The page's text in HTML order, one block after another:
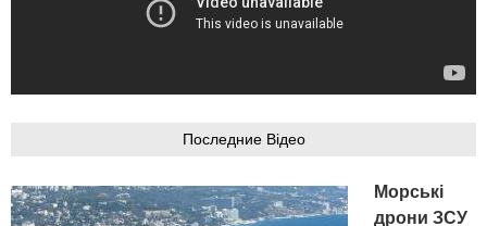
Последние Відео
Морські
дрони ЗСУ